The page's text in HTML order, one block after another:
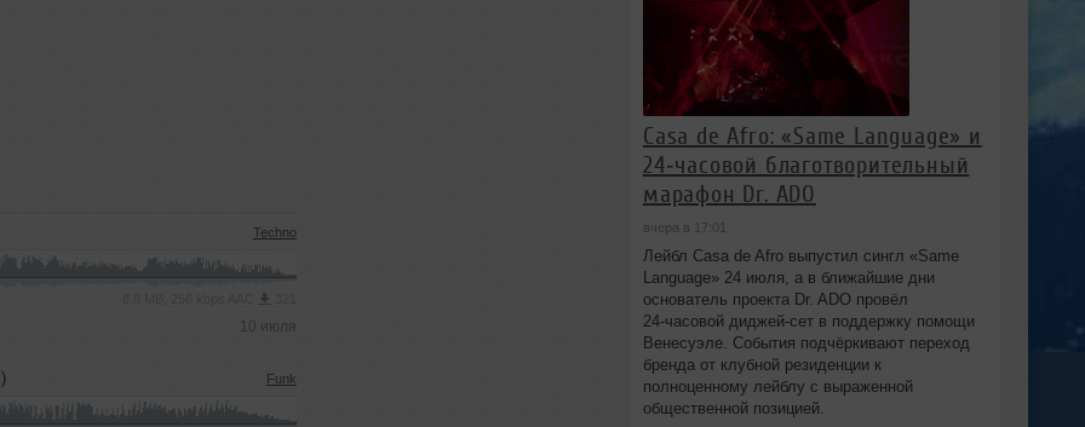
Techno
10 июля
Funk
Casa de Afro: «Same Language» и
24‑часовой благотворительный
марафон Dr. ADO
вчера в 17:01
Лейбл Casa de Afro выпустил сингл «Same
Language» 24 июля, а в ближайшие дни
основатель проекта Dr. ADO провёл
24‑часовой диджей‑сет в поддержку помощи
Венесуэле. События подчёркивают переход
бренда от клубной резиденции к
полноценному лейблу с выраженной
общественной позицией.